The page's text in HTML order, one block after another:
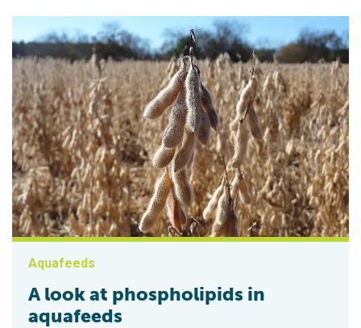
Aquafeeds
A look at phospholipids in
aquafeeds